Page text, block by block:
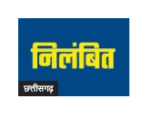
छत्तीसगढ़